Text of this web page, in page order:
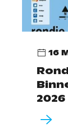
16
2026